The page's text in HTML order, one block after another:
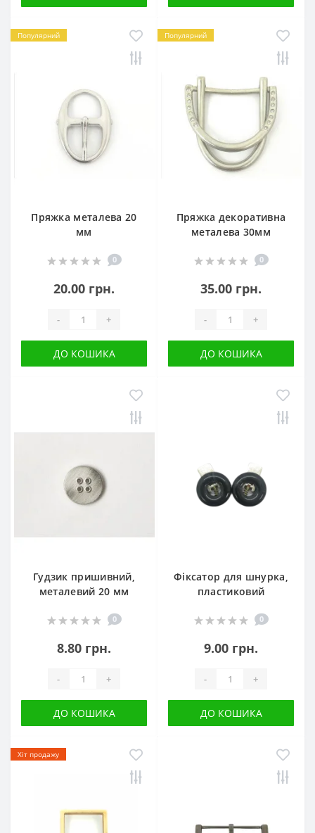
Популярний
Пряжка металева 20
мм
0
20.00 грн.
- +
ДО КОШИКА
Популярний
Пряжка декоративна
металева 30мм
0
35.00 грн.
- +
ДО КОШИКА
Гудзик пришивний,
металевий 20 мм
0
8.80 грн.
- +
ДО КОШИКА
Фіксатор для шнурка,
пластиковий
0
9.00 грн.
- +
ДО КОШИКА
Хіт продажу